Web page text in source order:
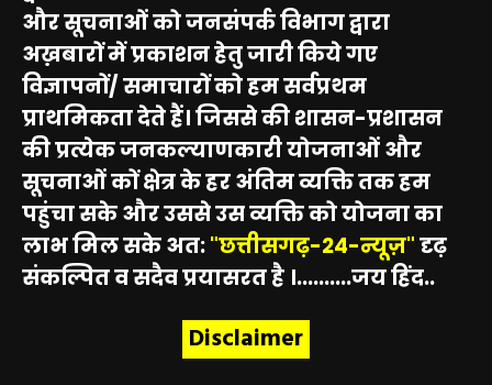
और सूचनाओं को जनसंपर्क विभाग द्वारा
अख़बारों में प्रकाशन हेतु जारी किये गए
विज्ञापनों/ समाचारों को हम सर्वप्रथम
प्राथमिकता देते हैं। जिससे की शासन-प्रशासन
की प्रत्येक जनकल्याणकारी योजनाओं और
सूचनाओं कों क्षेत्र के हर अंतिम व्यक्ति तक हम
पहुंचा सके और उससे उस व्यक्ति को योजना का
लाभ मिल सके अत:"छत्तीसगढ़-24-न्यूज़"दृढ़
संकल्पित व सदैव प्रयासरत है ।..........जय हिंद..
Disclaimer